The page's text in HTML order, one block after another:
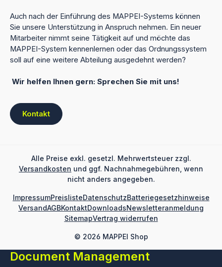
Auch nach der Einführung des MAPPEI-Systems können
Sie unsere Unterstützung in Anspruch nehmen. Ein neuer
Mitarbeiter nimmt seine Tätigkeit auf und möchte das
MAPPEI-System kennenlernen oder das Ordnungssystem
soll auf eine weitere Abteilung ausgedehnt werden?
Wir helfen Ihnen gern: Sprechen Sie mit uns!
Kontakt
Alle Preise exkl. gesetzl. Mehrwertsteuer zzgl.
Versandkosten und ggf. Nachnahmegebühren, wenn
nicht anders angegeben.
© 2026 MAPPEI Shop
ImpressumPreislisteDatenschutzBatteriegesetzhinweise
VersandAGBKontaktDownloadsNewsletteranmeldung
SitemapVertrag widerrufen
Document Management